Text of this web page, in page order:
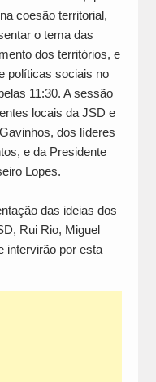
coesão territorial,
o tema das
dos territórios, e
políticas sociais no
11:30. A sessão
locais da JSD e
dos líderes
e da Presidente
Lopes.
das ideias dos
Rui Rio, Miguel
intervirão por esta